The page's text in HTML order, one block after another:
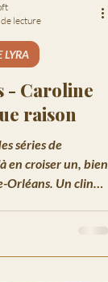
- Caroline
raison
séries de
en croiser un, bien
Orléans. Un clin
LYRA
lecture